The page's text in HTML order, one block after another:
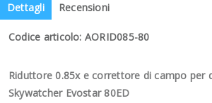
Dettagli Recensioni
Codice articolo: AORID085-80
Riduttore 0.85x e correttore di campo per
Skywatcher Evostar 80ED